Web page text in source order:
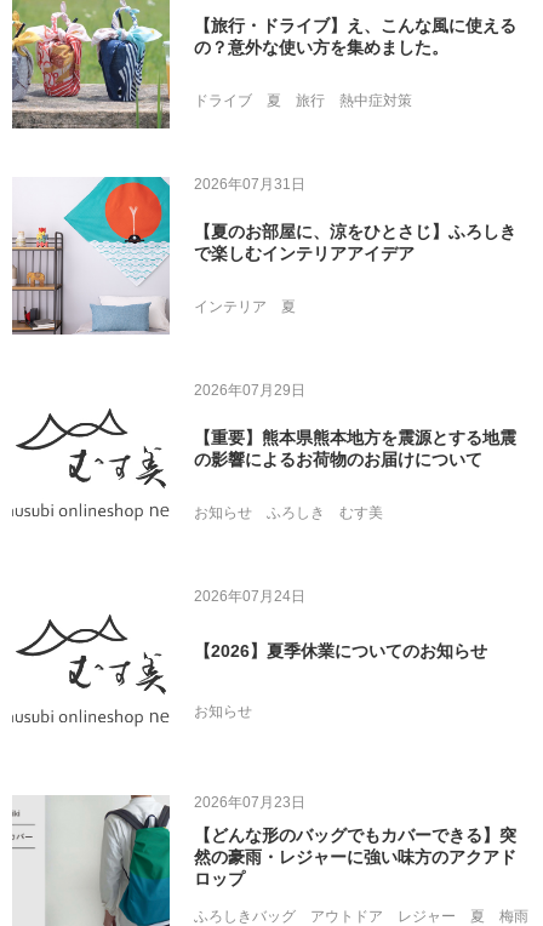
【旅行・ドライブ】え、こんな風に使える
の？意外な使い方を集めました。
ドライブ 夏 旅行 熱中症対策
2026年07月31日
【夏のお部屋に、涼をひとさじ】ふろしき
で楽しむインテリアアイデア
インテリア 夏
2026年07月29日
【重要】熊本県熊本地方を震源とする地震
の影響によるお荷物のお届けについて
お知らせ ふろしき むす美
2026年07月24日
【2026】夏季休業についてのお知らせ
お知らせ
2026年07月23日
【どんな形のバッグでもカバーできる】突
然の豪雨・レジャーに強い味方のアクアド
ロップ
ふろしきバッグ アウトドア レジャー 夏
梅雨